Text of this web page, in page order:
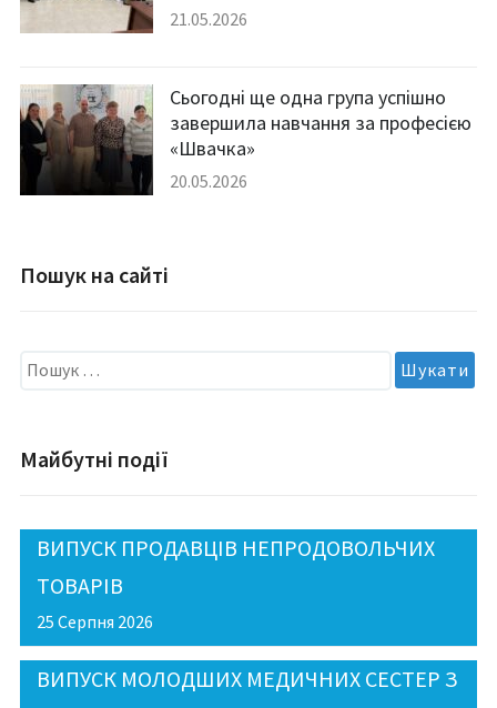
21.05.2026
Сьогодні ще одна група успішно
завершила навчання за професією
«Швачка»
20.05.2026
Пошук на сайті
Майбутні події
ВИПУСК ПРОДАВЦІВ НЕПРОДОВОЛЬЧИХ
ТОВАРІВ
25 Серпня 2026
ВИПУСК МОЛОДШИХ МЕДИЧНИХ СЕСТЕР З